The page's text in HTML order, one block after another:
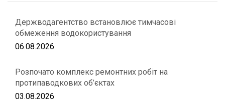
Держводагентство встановлює тимчасові
обмеження водокористування
06.08.2026
Розпочато комплекс ремонтних робіт на
протипаводкових об’єктах
03.08.2026